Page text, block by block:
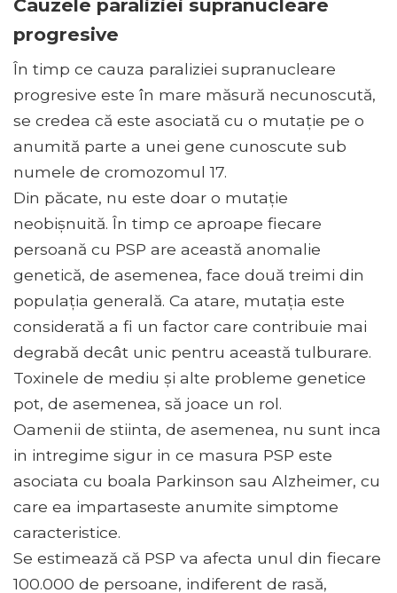
Cauzele paraliziei supranucleare
progresive
În timp ce cauza paraliziei supranucleare
progresive este în mare măsură necunoscută,
se credea că este asociată cu o mutație pe o
anumită parte a unei gene cunoscute sub
numele de cromozomul 17.
Din păcate, nu este doar o mutație
neobișnuită. În timp ce aproape fiecare
persoană cu PSP are această anomalie
genetică, de asemenea, face două treimi din
populația generală. Ca atare, mutația este
considerată a fi un factor care contribuie mai
degrabă decât unic pentru această tulburare.
Toxinele de mediu și alte probleme genetice
pot, de asemenea, să joace un rol.
Oamenii de stiinta, de asemenea, nu sunt inca
in intregime sigur in ce masura PSP este
asociata cu boala Parkinson sau Alzheimer, cu
care ea impartaseste anumite simptome
caracteristice.
Se estimează că PSP va afecta unul din fiecare
100.000 de persoane, indiferent de rasă,